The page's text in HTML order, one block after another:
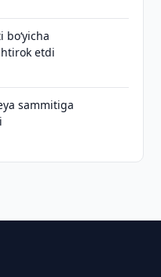
etdi
sammitiga